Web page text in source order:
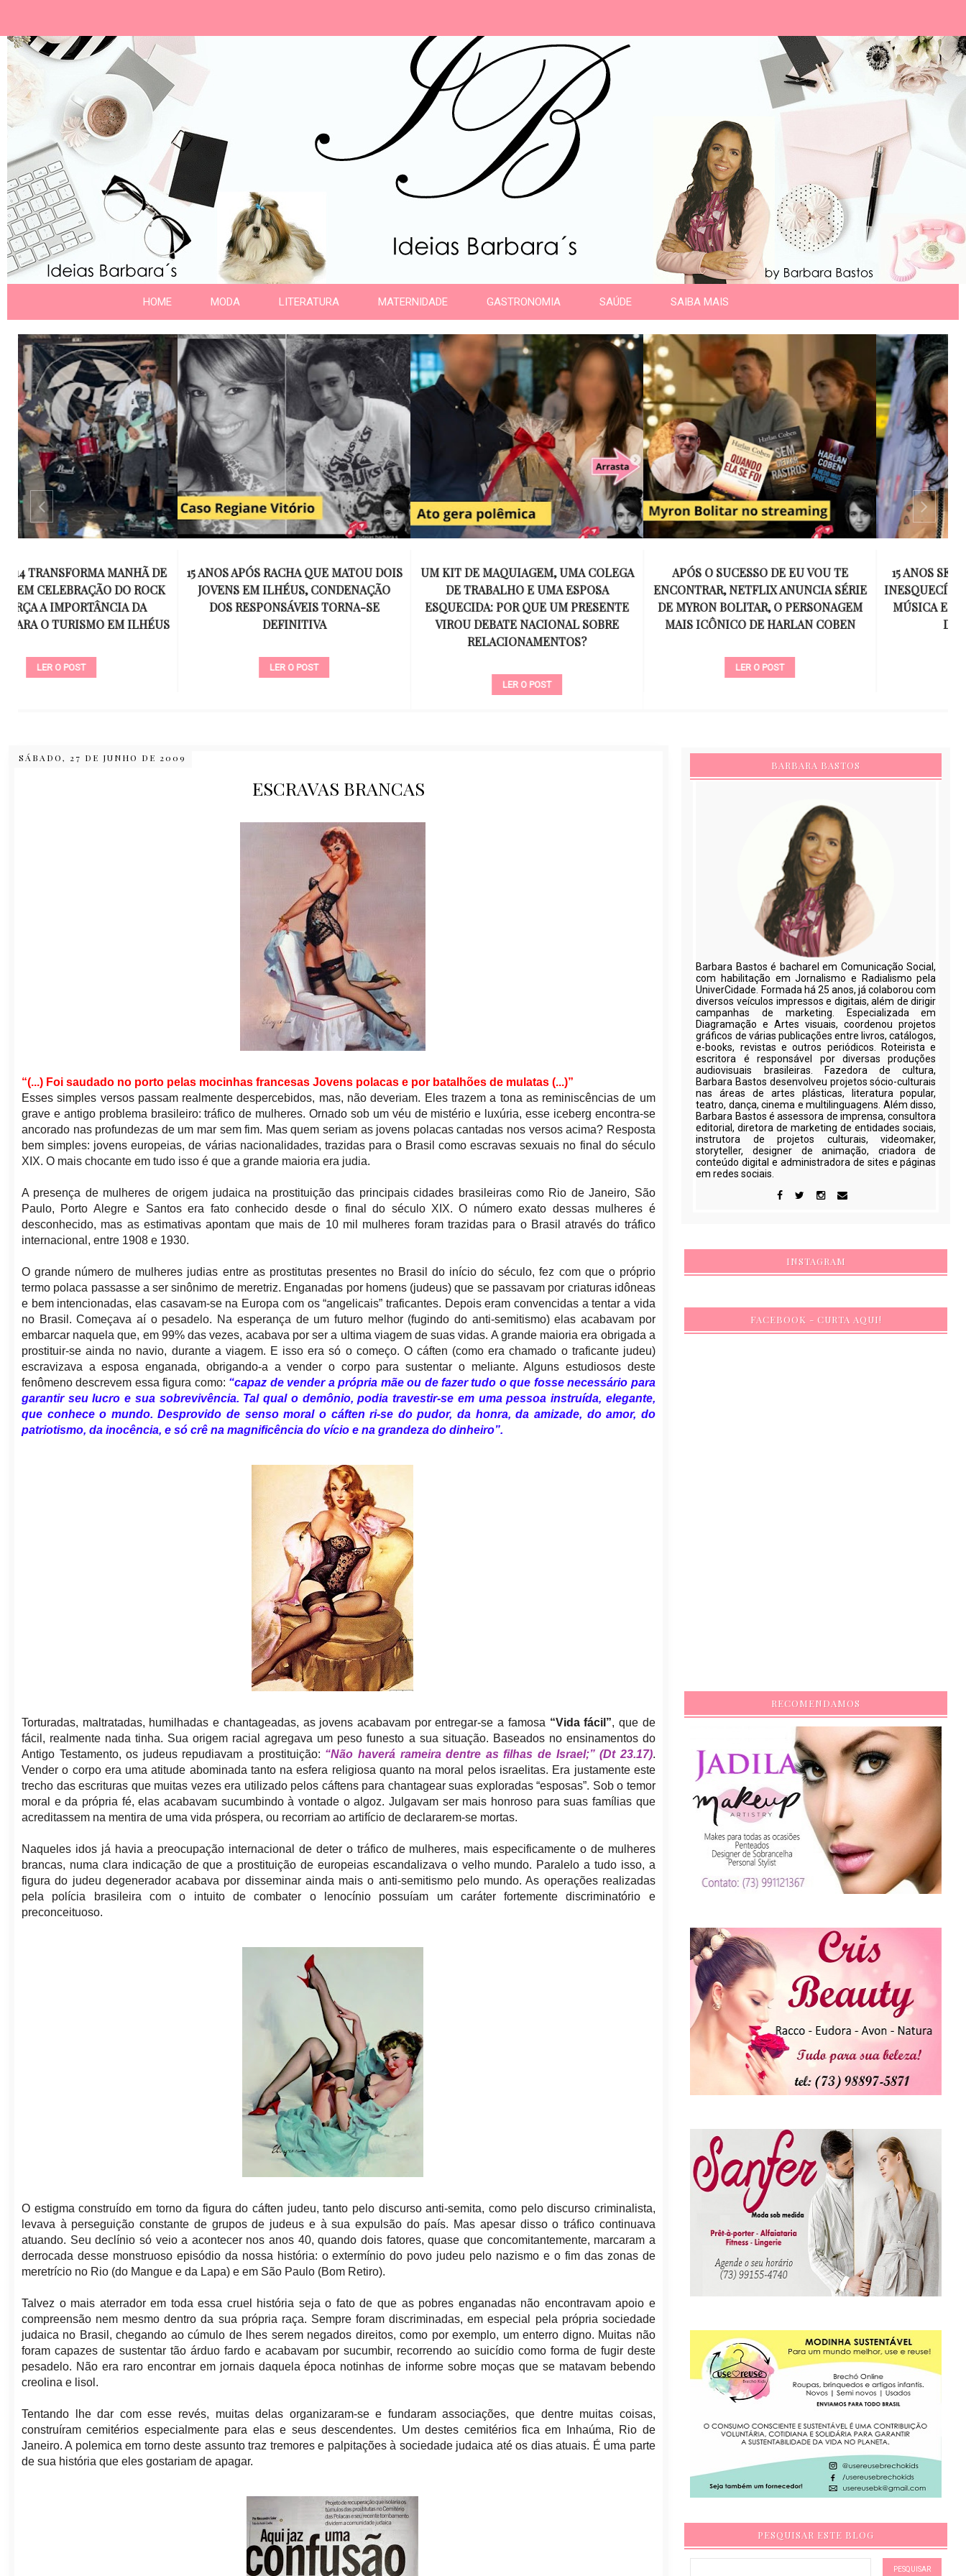
HOME MODA LITERATURA MATERNIDADE GASTRONOMIA SAÚDE SAIBA MAIS
15 ANOS APÓS RACHA QUE MATOU DOIS
JOVENS EM ILHÉUS, CONDENAÇÃO
DOS RESPONSÁVEIS TORNA-SE
DEFINITIVA
UM KIT DE MAQUIAGEM, UMA COLEGA
DE TRABALHO E UMA ESPOSA
ESQUECIDA: POR QUE UM PRESENTE
VIROU DEBATE NACIONAL SOBRE
APÓS O SUCESSO DE EU VOU TE
ENCONTRAR, NETFLIX ANUNCIA SÉRIE
DE MYRON BOLITAR, O PERSONAGEM
MAIS ICÔNICO DE HARLAN COBEN
15 ANOS SEM AMY WINEHOUSE: A VOZ
INESQUECÍVEL QUE REVOLUCIONOU A
MÚSICA E SE TORNOU UM SÍMBOLO
DE UMA GERAÇÃO
SÁBADO, 27 DE JUNHO DE 2009
ESCRAVAS BRANCAS
“(...) Foi saudado no porto pelas mocinhas francesas Jovens polacas e por batalhões de mulatas (...)”
Esses simples versos passam realmente despercebidos, mas, não deveriam. Eles trazem a tona as reminiscências de um
grave e antigo problema brasileiro: tráfico de mulheres. Ornado sob um véu de mistério e luxúria, esse iceberg encontra-se
ancorado nas profundezas de um mar sem fim. Mas quem seriam as jovens polacas cantadas nos versos acima? Resposta
bem simples: jovens europeias, de várias nacionalidades, trazidas para o Brasil como escravas sexuais no final do século
XIX. O mais chocante em tudo isso é que a grande maioria era judia.
A presença de mulheres de origem judaica na prostituição das principais cidades brasileiras como Rio de Janeiro, São
Paulo, Porto Alegre e Santos era fato conhecido desde o final do século XIX. O número exato dessas mulheres é
desconhecido, mas as estimativas apontam que mais de 10 mil mulheres foram trazidas para o Brasil através do tráfico
internacional, entre 1908 e 1930.
O grande número de mulheres judias entre as prostitutas presentes no Brasil do início do século, fez com que o próprio
termo polaca passasse a ser sinônimo de meretriz. Enganadas por homens (judeus) que se passavam por criaturas idôneas
e bem intencionadas, elas casavam-se na Europa com os “angelicais” traficantes. Depois eram convencidas a tentar a vida
no Brasil. Começava aí o pesadelo. Na esperança de um futuro melhor (fugindo do anti-semitismo) elas acabavam por
embarcar naquela que, em 99% das vezes, acabava por ser a ultima viagem de suas vidas. A grande maioria era obrigada a
prostituir-se ainda no navio, durante a viagem. E isso era só o começo. O cáften (como era chamado o traficante judeu)
escravizava a esposa enganada, obrigando-a a vender o corpo para sustentar o meliante. Alguns estudiosos deste
fenômeno descrevem essa figura como: “capaz de vender a própria mãe ou de fazer tudo o que fosse necessário para
garantir seu lucro e sua sobrevivência. Tal qual o demônio, podia travestir-se em uma pessoa instruída, elegante,
que conhece o mundo. Desprovido de senso moral o cáften ri-se do pudor, da honra, da amizade, do amor, do
patriotismo, da inocência, e só crê na magnificência do vício e na grandeza do dinheiro”.
Torturadas, maltratadas, humilhadas e chantageadas, as jovens acabavam por entregar-se a famosa “Vida fácil”, que de
fácil, realmente nada tinha. Sua origem racial agregava um peso funesto a sua situação. Baseados no ensinamentos do
Antigo Testamento, os judeus repudiavam a prostituição: “Não haverá rameira dentre as filhas de Israel;” (Dt 23.17).
Vender o corpo era uma atitude abominada tanto na esfera religiosa quanto na moral pelos israelitas. Era justamente este
trecho das escrituras que muitas vezes era utilizado pelos cáftens para chantagear suas exploradas “esposas”. Sob o temor
moral e da própria fé, elas acabavam sucumbindo à vontade o algoz. Julgavam ser mais honroso para suas famílias que
acreditassem na mentira de uma vida próspera, ou recorriam ao artifício de declararem-se mortas.
Naqueles idos já havia a preocupação internacional de deter o tráfico de mulheres, mais especificamente o de mulheres
brancas, numa clara indicação de que a prostituição de europeias escandalizava o velho mundo. Paralelo a tudo isso, a
figura do judeu degenerador acabava por disseminar ainda mais o anti-semitismo pelo mundo. As operações realizadas
pela polícia brasileira com o intuito de combater o lenocínio possuíam um caráter fortemente discriminatório e
preconceituoso.
O estigma construído em torno da figura do cáften judeu, tanto pelo discurso anti-semita, como pelo discurso criminalista,
levava à perseguição constante de grupos de judeus e à sua expulsão do país. Mas apesar disso o tráfico continuava
atuando. Seu declínio só veio a acontecer nos anos 40, quando dois fatores, quase que concomitantemente, marcaram a
derrocada desse monstruoso episódio da nossa história: o extermínio do povo judeu pelo nazismo e o fim das zonas de
meretrício no Rio (do Mangue e da Lapa) e em São Paulo (Bom Retiro).
Talvez o mais aterrador em toda essa cruel história seja o fato de que as pobres enganadas não encontravam apoio e
compreensão nem mesmo dentro da sua própria raça. Sempre foram discriminadas, em especial pela própria sociedade
judaica no Brasil, chegando ao cúmulo de lhes serem negados direitos, como por exemplo, um enterro digno. Muitas não
foram capazes de sustentar tão árduo fardo e acabavam por sucumbir, recorrendo ao suicídio como forma de fugir deste
pesadelo. Não era raro encontrar em jornais daquela época notinhas de informe sobre moças que se matavam bebendo
creolina e lisol.
Tentando lhe dar com esse revés, muitas delas organizaram-se e fundaram associações, que dentre muitas coisas,
construíram cemitérios especialmente para elas e seus descendentes. Um destes cemitérios fica em Inhaúma, Rio de
Janeiro. A polemica em torno deste assunto traz tremores e palpitações à sociedade judaica até os dias atuais. É uma parte
de sua história que eles gostariam de apagar.
BARBARA BASTOS
Barbara Bastos é bacharel em Comunicação Social,
com habilitação em Jornalismo e Radialismo pela
UniverCidade. Formada há 25 anos, já colaborou com
diversos veículos impressos e digitais, além de dirigir
campanhas de marketing. Especializada em
Diagramação e Artes visuais, coordenou projetos
gráficos de várias publicações entre livros, catálogos,
e-books, revistas e outros periódicos. Roteirista e
escritora é responsável por diversas produções
audiovisuais brasileiras. Fazedora de cultura,
Barbara Bastos desenvolveu projetos sócio-culturais
nas áreas de artes plásticas, literatura popular,
teatro, dança, cinema e multilinguagens. Além disso,
Barbara Bastos é assessora de imprensa, consultora
editorial, diretora de marketing de entidades sociais,
instrutora de projetos culturais, videomaker,
storyteller, designer de animação, criadora de
conteúdo digital e administradora de sites e páginas
em redes sociais.
INSTAGRAM
FACEBOOK - CURTA AQUI!
RECOMENDAMOS
PESQUISAR ESTE BLOG